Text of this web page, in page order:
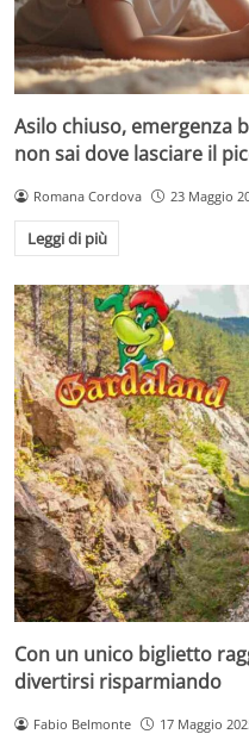
Asilo chiuso, emergenza
non sai dove lasciare il
Romana Cordova 23 Maggio
Leggi di più
Con un unico biglietto
divertirsi risparmiando
Fabio Belmonte 17 Maggio